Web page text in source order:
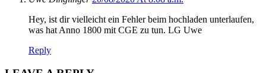
Hey, ist dir vielleicht ein Fehler beim hochladen unterlaufen,
was hat Anno 1800 mit CGE zu tun. LG Uwe
Reply